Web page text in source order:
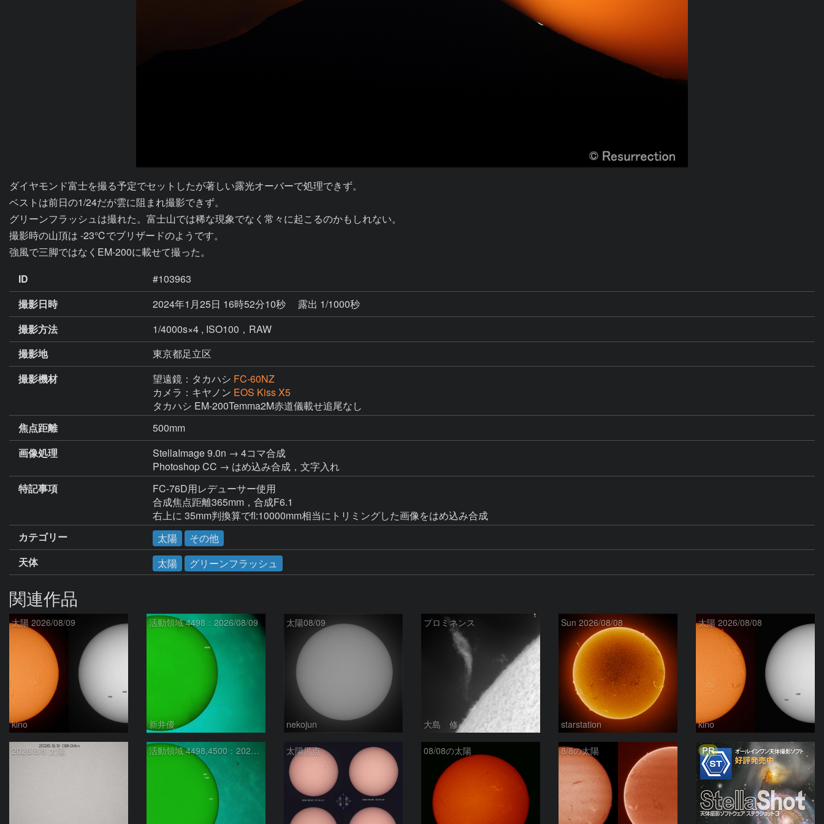
ダイヤモンド富士を撮る予定でセットしたが著しい露光オーバーで処理できず。
ベストは前日の1/24だが雲に阻まれ撮影できず。
グリーンフラッシュは撮れた。富士山では稀な現象でなく常々に起こるのかもしれない。
撮影時の山頂は -23℃でブリザードのようです。
ID
#103963
撮影日時
2024年1月25日 16時52分10秒
露出 1/1000秒
撮影方法
1/4000s×4 , ISO100，RAW
撮影地
東京都足立区
撮影機材
望遠鏡：タカハシ FC-60NZ
カメラ：キヤノン EOS Kiss X5
タカハシ EM-200Temma2M赤道儀載せ追尾なし
焦点距離
500mm
画像処理
StellaImage 9.0n → 4コマ合成
Photoshop CC → はめ込み合成，文字入れ
特記事項
FC-76D用レデューサー使用
合成焦点距離365mm，合成F6.1
右上に 35mm判換算でfl:10000mm相当にトリミングした画像をはめ込み合成
カテゴリー
太陽
その他
天体
太陽 グリーンフラッシュ
関連作品
太陽 2026/08/09
kino
活動領域 4498：2026/08/09
新井優
太陽08/09
nekojun
プロミネンス
大島 修
Sun 2026/08/08
starstation
太陽 2026/08/08
kino
2026/8/8 太陽 活動領域 4498,4500：2026/08/08 太陽黒点 08/08の太陽 8/8の太陽 PR